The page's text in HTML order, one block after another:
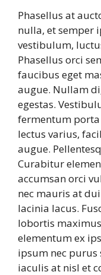
Phasellus at
nulla, et semper
vestibulum,
Phasellus orci
faucibus eget
augue. Nullam
egestas.
fermentum
lectus varius,
augue.
Curabitur
accumsan orci
nec mauris at
lacinia lacus.
lobortis
elementum ex
ipsum nec
iaculis at nisl et